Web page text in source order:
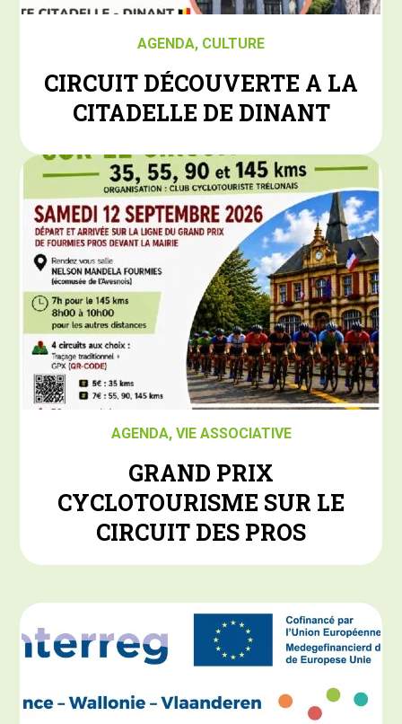
AGENDA, CULTURE
CIRCUIT DÉCOUVERTE A LA
CITADELLE DE DINANT
AGENDA, VIE ASSOCIATIVE
GRAND PRIX
CYCLOTOURISME SUR LE
CIRCUIT DES PROS